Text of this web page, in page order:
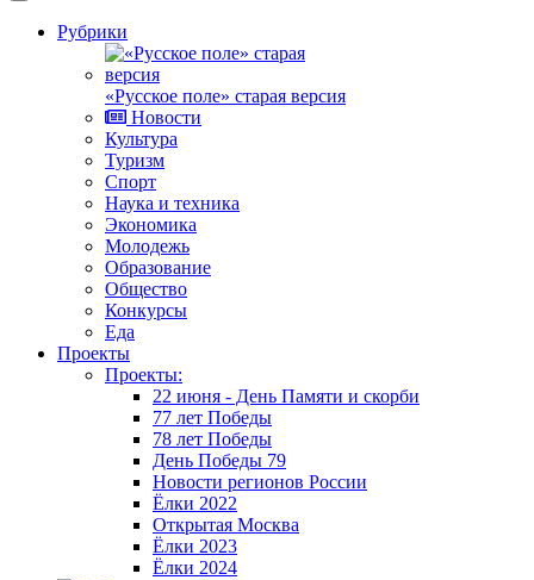
Рубрики
«Русское поле» старая версия
Новости
Культура
Туризм
Спорт
Наука и техника
Экономика
Молодежь
Образование
Общество
Конкурсы
Еда
Проекты
Проекты:
22 июня - День Памяти и скорби
77 лет Победы
78 лет Победы
День Победы 79
Новости регионов России
Ёлки 2022
Открытая Москва
Ёлки 2023
Ёлки 2024